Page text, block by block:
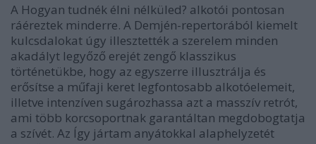
A Hogyan tudnék élni nélküled? alkotói pontosan
ráéreztek minderre. A Demjén-repertorából kiemelt
kulcsdalokat úgy illesztették a szerelem minden
akadályt legyőző erejét zengő klasszikus
történetükbe, hogy az egyszerre illusztrálja és
erősítse a műfaji keret legfontosabb alkotóelemeit,
illetve intenzíven sugározhassa azt a masszív retrót,
ami több korcsoportnak garantáltan megdobogtatja
a szívét. Az Így jártam anyátokkal alaphelyzetét